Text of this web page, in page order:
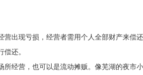
出现亏损，经营者需用个人全部财产来偿
还。
经营，也可以是流动摊贩。像芜湖的夜市